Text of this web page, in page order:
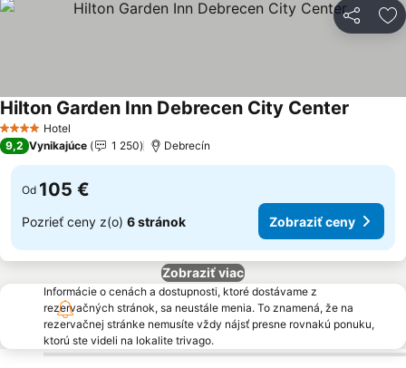
Zdieľať
4 Počet hviezdičiek
Hotel
Hilton Garden Inn Debrecen City Center
9,2 Vynikajúce 1 250 Debrecín
Od 105 €
Pozrieť ceny z(o) 6 stránok Zobraziť ceny
Zobraziť viac
Informácie o cenách a dostupnosti, ktoré dostávame z
rezervačných stránok, sa neustále menia. To znamená, že na
rezervačnej stránke nemusíte vždy nájsť presne rovnakú ponuku,
ktorú ste videli na lokalite trivago.